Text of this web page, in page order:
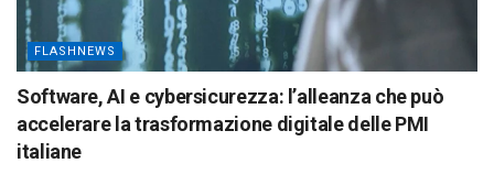
FLASHNEWS
Software, AI e cybersicurezza: l’alleanza che può
accelerare la trasformazione digitale delle PMI
italiane